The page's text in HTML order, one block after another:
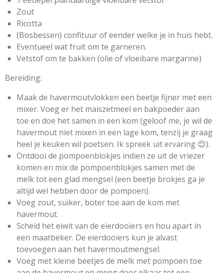
Zout
Ricotta
(Bosbessen) confituur of eender welke je in huis hebt.
Eventueel wat fruit om te garneren.
Vetstof om te bakken (olie of vloeibare margarine)
Bereiding:
Maak de havermoutvlokken een beetje fijner met een
mixer. Voeg er het maiszetmeel en bakpoeder aan
toe en doe het samen in een kom (geloof me, je wil de
havermout niet mixen in een lage kom, tenzij je graag
heel je keuken wil poetsen. Ik spreek uit ervaring 😊).
Ontdooi de pompoenblokjes indien ze uit de vriezer
komen en mix de pompoenblokjes samen met de
melk tot een glad mengsel (een beetje brokjes ga je
altijd wel hebben door de pompoen).
Voeg zout, suiker, boter toe aan de kom met
havermout.
Scheid het eiwit van de eierdooiers en hou apart in
een maatbeker. De eierdooiers kun je alvast
toevoegen aan het havermoutmengsel.
Voeg met kleine beetjes de melk met pompoen toe